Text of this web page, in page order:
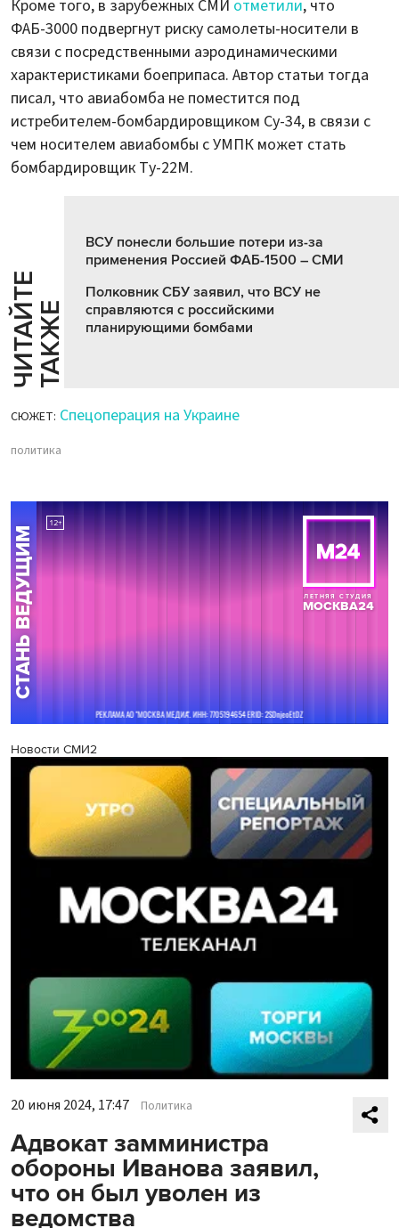
Кроме того, в зарубежных СМИ отметили, что
ФАБ-3000 подвергнут риску самолеты-носители в
связи с посредственными аэродинамическими
характеристиками боеприпаса. Автор статьи тогда
писал, что авиабомба не поместится под
истребителем-бомбардировщиком Су-34, в связи с
чем носителем авиабомбы с УМПК может стать
бомбардировщик Ту-22М.
Ч
И
Т
АЙ
Т
Е
Т
А
К
ЖЕ
ВСУ понесли большие потери из-за
применения Россией ФАБ-1500 – СМИ
Полковник СБУ заявил, что ВСУ не
справляются с российскими
планирующими бомбами
СЮЖЕТ: Спецоперация на Украине
политика
Новости СМИ2
20 июня 2024, 17:47 Политика
Адвокат замминистра
обороны Иванова заявил,
что он был уволен из
ведомства